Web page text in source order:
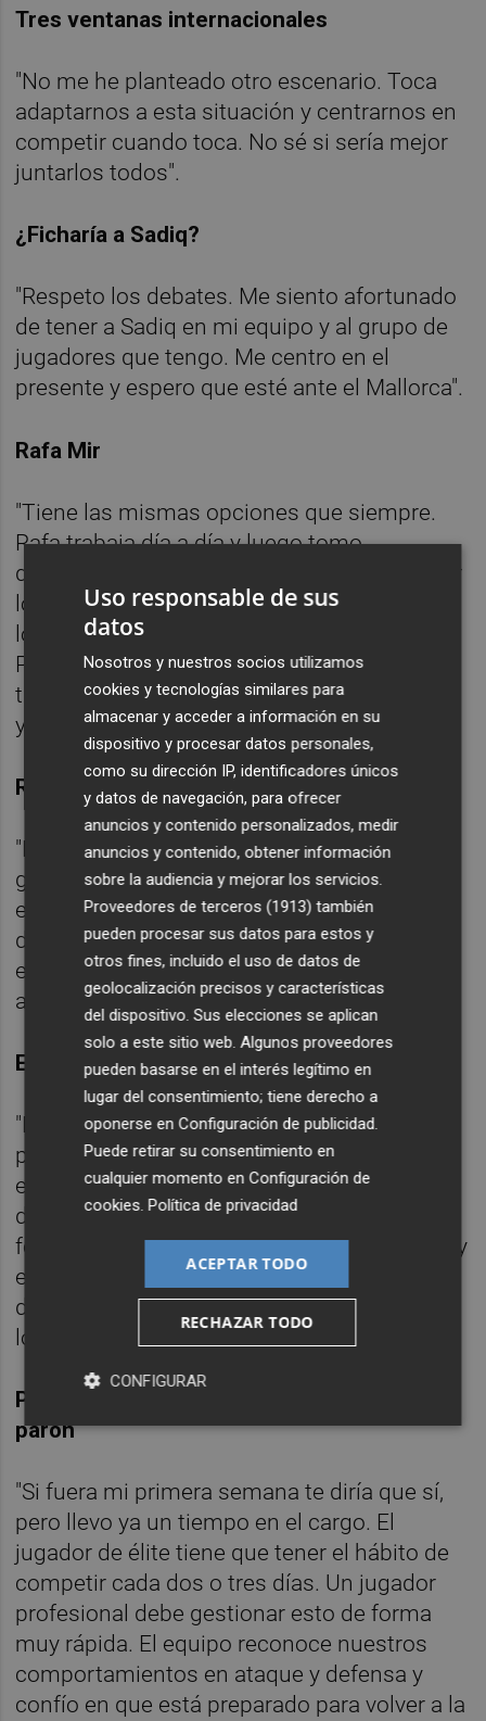
Tres ventanas internacionales
"No me he planteado otro escenario. Toca
adaptarnos a esta situación y centrarnos en
competir cuando toca. No sé si sería mejor
juntarlos todos".
¿Ficharía a Sadiq?
"Respeto los debates. Me siento afortunado
de tener a Sadiq en mi equipo y al grupo de
jugadores que tengo. Me centro en el
presente y espero que esté ante el Mallorca".
Rafa Mir
"Tiene las mismas opciones que siempre.
Rafa trabaja día a día y luego tomo
decisiones. Hay que elegir 11 y luego decidir
los que entran de refresco. Rafa es uno de
los jugadores como Yarek, Guillamón,
Pepelu... todos los que se han quedado han
trabajado muy bien. Han mostrado esfuerzo
y planificación".
RCD Mallorca
"Lucha por estar en Europa. Han hecho un
gran trabajo. Tiene recursos para estar en
esa posición. Para conseguir ganar, el nivel
de activación y concentración tiene que ser
el máximo. Hay que competir el partido con
alerta continua porque el rival lo exige".
Estilo de juego del Mallorca
"Es un equipo que tiene recursos en su
plantilla y funciona a nivel colectivo. Maneja
el juego asociativo, transiciones, juego
directo... Es peligroso a balón parado y tiene
fortaleza defensiva. Es un equipo completo y
exige un partido completo. Habrá que
dominar todos los aspectos del juego para
lograr el resultado deseado".
Posibles rotaciones en la alineación por el
parón
"Si fuera mi primera semana te diría que sí,
pero llevo ya un tiempo en el cargo. El
jugador de élite tiene que tener el hábito de
competir cada dos o tres días. Un jugador
profesional debe gestionar esto de forma
muy rápida. El equipo reconoce nuestros
comportamientos en ataque y defensa y
confío en que está preparado para volver a la
Uso responsable de sus
datos
Nosotros y nuestros socios utilizamos
cookies y tecnologías similares para
almacenar y acceder a información en su
dispositivo y procesar datos personales,
como su dirección IP, identificadores únicos
y datos de navegación, para ofrecer
anuncios y contenido personalizados, medir
anuncios y contenido, obtener información
sobre la audiencia y mejorar los servicios.
Proveedores de terceros (1913) también
pueden procesar sus datos para estos y
otros fines, incluido el uso de datos de
geolocalización precisos y características
del dispositivo. Sus elecciones se aplican
solo a este sitio web. Algunos proveedores
pueden basarse en el interés legítimo en
lugar del consentimiento; tiene derecho a
oponerse enConfiguración de publicidad
Puede retirar su consentimiento en
cualquier momento enConfiguración de
cookies .Política de privacidad
ACEPTAR TODO
RECHAZAR TODO
CONFIGURAR